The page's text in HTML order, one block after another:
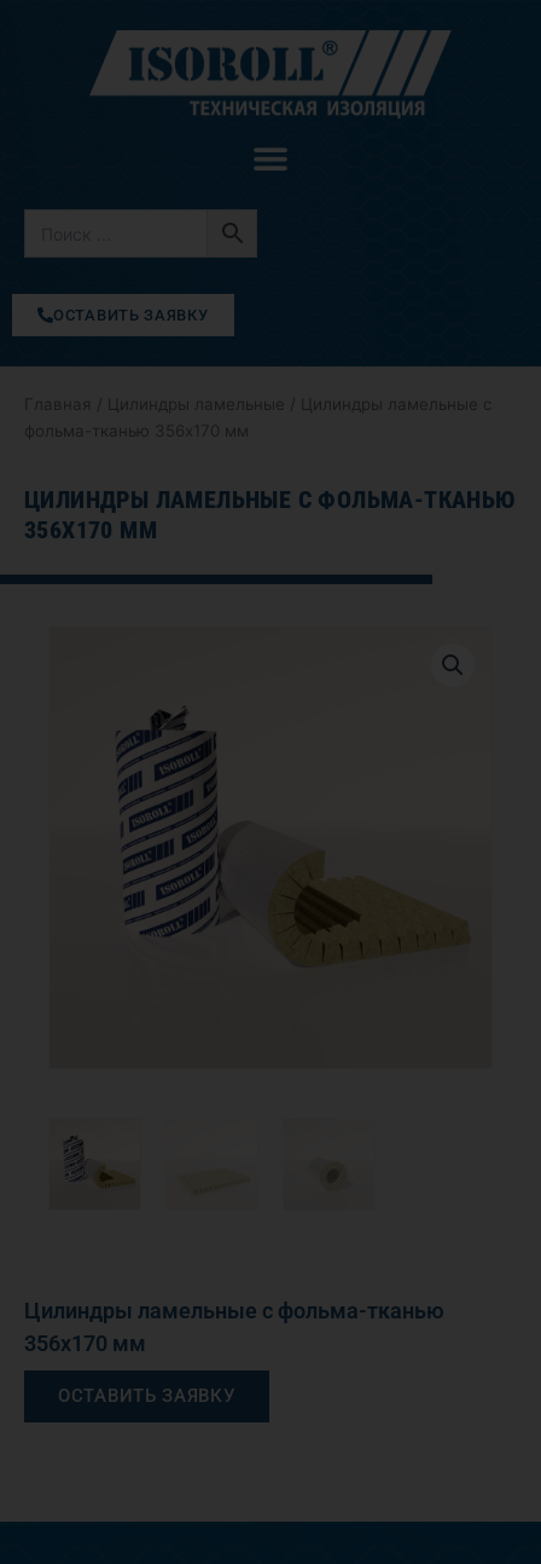
содержимому
ОСТАВИТЬ ЗАЯВКУ
Главная Цилиндры ламельные / Цилиндры ламельные с
фольма-тканью 356х170 мм
ЦИЛИНДРЫ ЛАМЕЛЬНЫЕ С ФОЛЬМА-ТКАНЬЮ
356Х170 ММ
Цилиндры ламельные с фольма-тканью
356х170 мм
ОСТАВИТЬ ЗАЯВКУ